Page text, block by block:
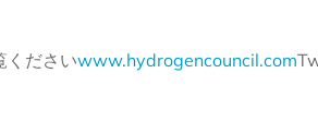
くださいwww.hydrogencouncil.com